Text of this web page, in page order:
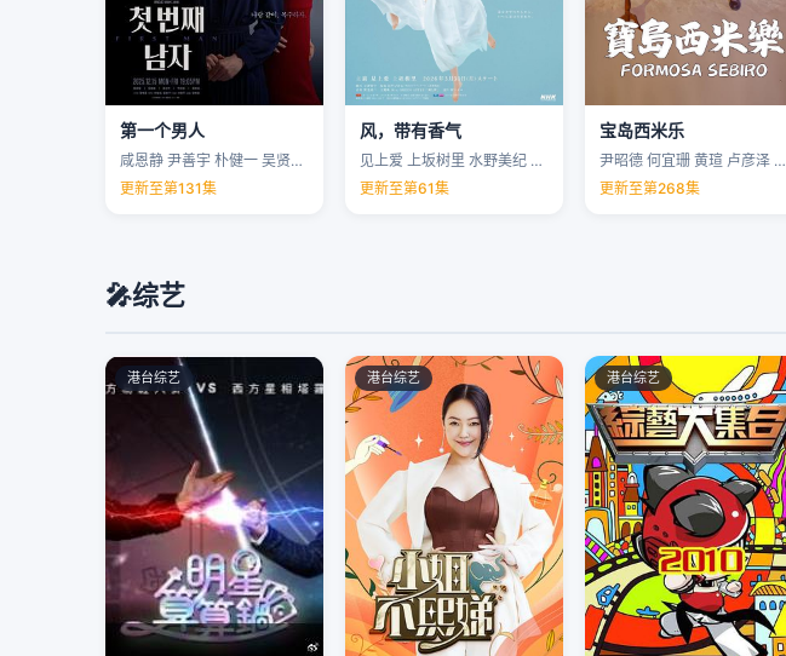
第一个男人
咸恩静 尹善宇 朴健一 吴贤庆 …
更新至第131集
风，带有香气
见上爱 上坂树里 水野美纪 早坂美海 …
更新至第61集
宝岛西米乐
尹昭德 何宜珊 黄瑄 卢彦泽 …
更新至第268集
🎤综艺
港台综艺 港台综艺 港台综艺